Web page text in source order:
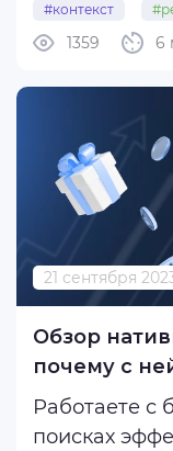
кампании
запускаясь
вроде FB*
Ранее мы
#контекст
6
1359
21 сентября
Обзор
почему с
Работаете с
поисках